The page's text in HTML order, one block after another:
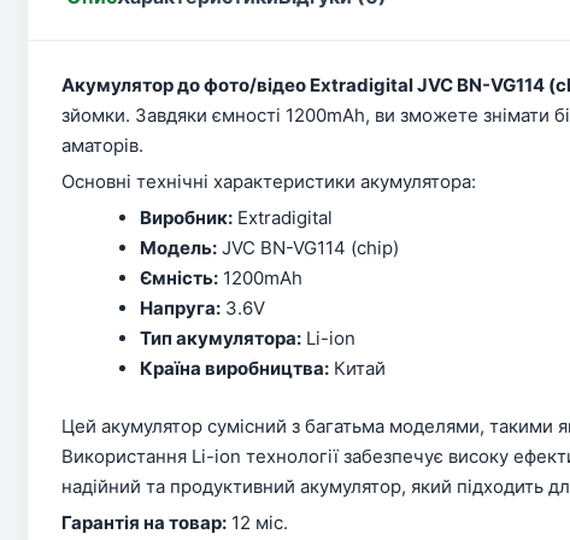
Акумулятор до фото/відео Extradigital JVC BN-VG114
зйомки. Завдяки ємності 1200mAh, ви зможете знімати
аматорів.
Основні технічні характеристики акумулятора:
Виробник: Extradigital
Модель: JVC BN-VG114 (chip)
Ємність: 1200mAh
Напруга: 3.6V
Тип акумулятора: Li-ion
Країна виробництва: Китай
Цей акумулятор сумісний з багатьма моделями, такими
Використання Li-ion технології забезпечує високу
надійний та продуктивний акумулятор, який підходить
Гарантія на товар: 12 міс.